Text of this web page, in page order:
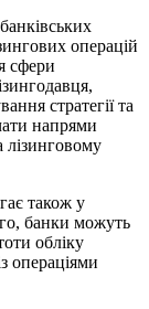
операцій
сфери
стратегії та
напрями
лізинговому
також у
банки можуть
обліку
операціями